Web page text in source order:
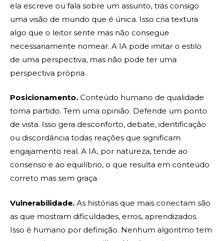
ela escreve ou fala sobre um assunto, trás consigo
uma visão de mundo que é única. Isso cria textura
algo que o leitor sente mas não consegue
necessariamente nomear. A IA pode imitar o estilo
de uma perspectiva, mas não pode ter uma
perspectiva própria.
Posicionamento. Conteúdo humano de qualidade
toma partido. Tem uma opinião. Defende um ponto
de vista. Isso gera desconforto, debate, identificação
ou discordância todas reações que significam
engajamento real. A IA, por natureza, tende ao
consenso e ao equilíbrio, o que resulta em conteúdo
correto mas sem graça.
Vulnerabilidade. As histórias que mais conectam são
as que mostram dificuldades, erros, aprendizados.
Isso é humano por definição. Nenhum algoritmo tem